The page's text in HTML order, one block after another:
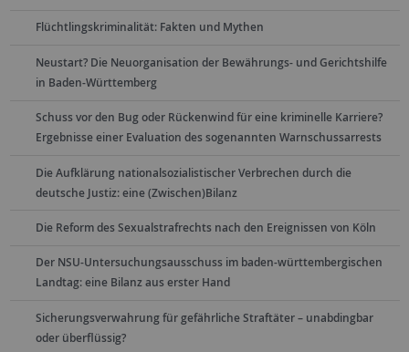
Flüchtlingskriminalität: Fakten und Mythen
Neustart? Die Neuorganisation der Bewährungs- und Gerichtshilfe
in Baden-Württemberg
Schuss vor den Bug oder Rückenwind für eine kriminelle Karriere?
Ergebnisse einer Evaluation des sogenannten Warnschussarrests
Die Aufklärung nationalsozialistischer Verbrechen durch die
deutsche Justiz: eine (Zwischen)Bilanz
Die Reform des Sexualstrafrechts nach den Ereignissen von Köln
Der NSU-Untersuchungsausschuss im baden-württembergischen
Landtag: eine Bilanz aus erster Hand
Sicherungsverwahrung für gefährliche Straftäter – unabdingbar
oder überflüssig?